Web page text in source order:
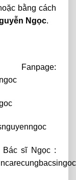
bằng cách
Ngọc.
Bác sĩ Ngọc :